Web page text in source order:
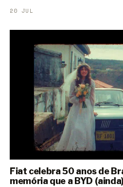
20 JUL
Fiat celebra 50 anos de
memória que a BYD